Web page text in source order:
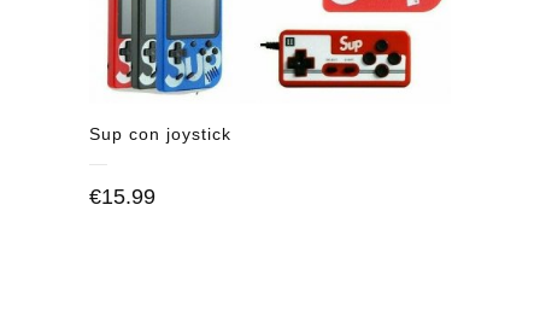
Sup con joystick
€15.99